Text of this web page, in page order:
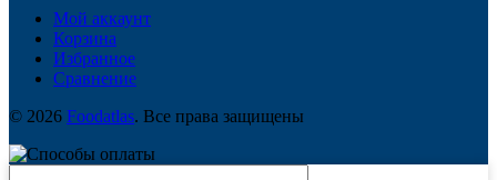
Мой аккаунт
Корзина
Избранное
Сравнение
© 2026 Foodatlas. Все права защищены